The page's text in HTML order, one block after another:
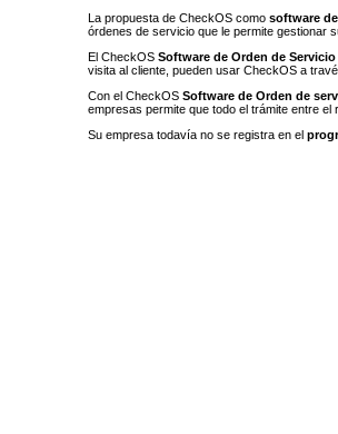
La propuesta de CheckOS comosoftware
órdenes de servicio que le permite gestionar
El CheckOSSoftware de Orden de Servicio
visita al cliente, pueden usar CheckOS a
Con el CheckOSSoftware de Orden de
empresas permite que todo el trámite entre
Su empresa todavía no se registra en el